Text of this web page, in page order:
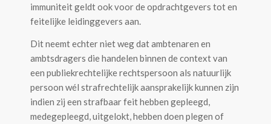
immuniteit geldt ook voor de opdrachtgevers tot en
feitelijke leidinggevers aan.
Dit neemt echter niet weg dat ambtenaren en
ambtsdragers die handelen binnen de context van
een publiekrechtelijke rechtspersoon als natuurlijk
persoon wél strafrechtelijk aansprakelijk kunnen zijn
indien zij een strafbaar feit hebben gepleegd,
medegepleegd, uitgelokt, hebben doen plegen of